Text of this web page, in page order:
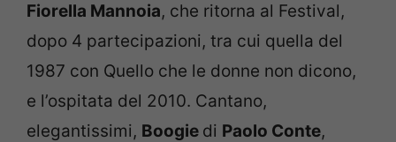
Fiorella Mannoia, che ritorna al Festival,
dopo 4 partecipazioni, tra cui quella del
1987 con Quello che le donne non dicono,
e l’ospitata del 2010. Cantano,
elegantissimi, Boogie di Paolo Conte,